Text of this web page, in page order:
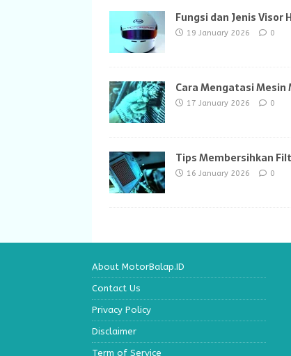
Fungsi dan Jenis Visor
19 January 2026 0
Cara Mengatasi
17 January 2026 0
Tips Membersihkan
16 January 2026 0
About MotorBalap.ID
Contact Us
Privacy Policy
Disclaimer
Term of Service